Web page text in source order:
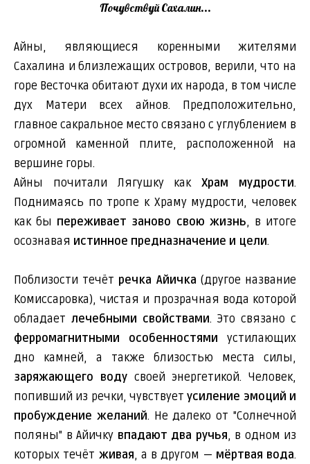
Почувствуй Сахалин...
Айны, являющиеся коренными жителями
Сахалина и близлежащих островов, верили, что на
горе Весточка обитают духи их народа, в том числе
дух Матери всех айнов. Предположительно,
главное сакральное место связано с углублением в
огромной каменной плите, расположенной на
вершине горы.
Айны почитали Лягушку какХрам мудрости.
Поднимаясь по тропе к Храму мудрости, человек
как бы переживает заново свою жизнь, в итоге
осознавая истинное предназначение и цели.
Поблизости течёт речка Айичка (другое название
Комиссаровка), чистая и прозрачная вода которой
обладает лечебными свойствами. Это связано с
ферромагнитными особенностями устилающих
дно камней, а также близостью места силы,
заряжающего водусвоей энергетикой. Человек,
попивший из речки, чувствуетусиление эмоций и
пробуждение желаний. Не далеко от "Солнечной
поляны" в Айичку впадают два ручья, в одном из
которых течёт живая, а в другом — мёртвая вода.